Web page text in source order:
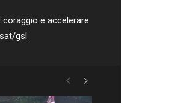
e accelerare
gsl